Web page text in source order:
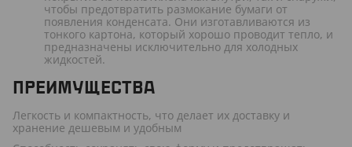
чтобы предотвратить размокание бумаги от
появления конденсата. Они изготавливаются из
тонкого картона, который хорошо проводит тепло, и
предназначены исключительно для холодных
жидкостей.
ПРЕИМУЩЕСТВА
Легкость и компактность, что делает их доставку и
хранение дешевым и удобным